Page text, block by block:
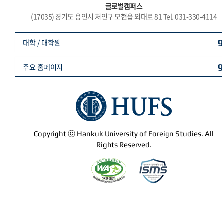
글로벌캠퍼스
(17035) 경기도 용인시 처인구 모현읍 외대로 81 Tel. 031-330-4114
Copyright ⓒ Hankuk University of Foreign Studies. All
Rights Reserved.
대학 / 대학원
주요 홈페이지